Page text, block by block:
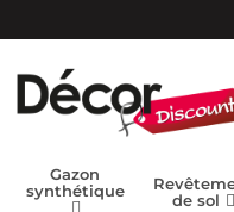
Gazon
synthétique
de sol